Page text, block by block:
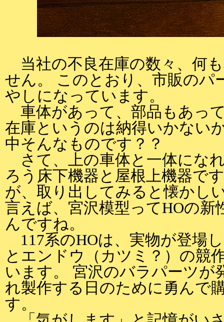
当社の不良在庫の数々、何
せん。 このとおり、市販のパ
やしになっています。
車体があって、部品もあっ
在庫というのは納得いかない
中そんなものです？？
さて、上の車体と一体にな
ろう床下機器と屋根上機器で
が、取り出してみると懐かし
言えば、宮沢模型ってHOの新
んですね。
117系のHOは、実物が登場
とエンドウ（カツミ？）の競
います。 宮沢のバラパーツが
れ製作する日のために勇んで
す。